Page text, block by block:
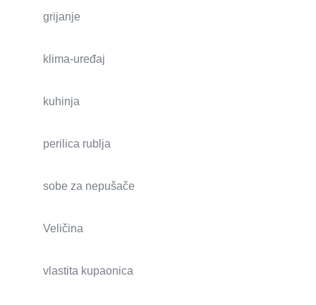
grijanje
klima-uređaj
kuhinja
perilica rublja
sobe za nepušače
Veličina
vlastita kupaonica